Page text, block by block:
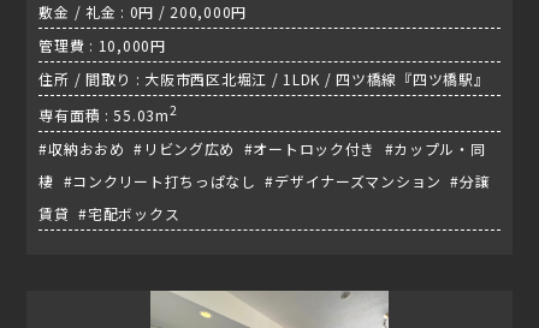
敷金 / 礼金 : 0円 / 200,000円
管理費 : 10,000円
住所 / 間取り : 大阪市西区北堀江 / 1LDK / 四ツ橋線『四ツ橋駅』
専有面積 : 55.03m2
#収納おおめ #リビング広め #オートロック付き #カップル・同
棲 #コンクリート打ちっぱなし #デザイナーズマンション #分譲
賃貸 #宅配ボックス